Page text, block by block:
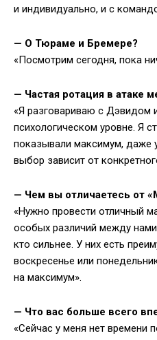
и индивидуально, и с
— О Тюраме и Бремере?
«Посмотрим сегодня, пока
— Частая ротация в атаке
«Я разговариваю с Дэвидом
психологическом уровне. Я
показывали максимум, даже
выбор зависит от
— Чем вы отличаетесь от
«Нужно провести отличный
особых различий между
кто сильнее. У них есть
воскресенье или
на максимум».
— Что вас больше всего
«Сейчас у меня нет времени